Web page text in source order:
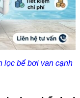
lọc bể bơi van cạnh